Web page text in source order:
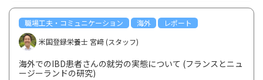
職場工夫・コミュニケーション 海外
レポート
米国登録栄養士 宮﨑 (スタッフ)
海外でのIBD患者さんの就労の実態について (フランスとニュ
ージーランドの研究)